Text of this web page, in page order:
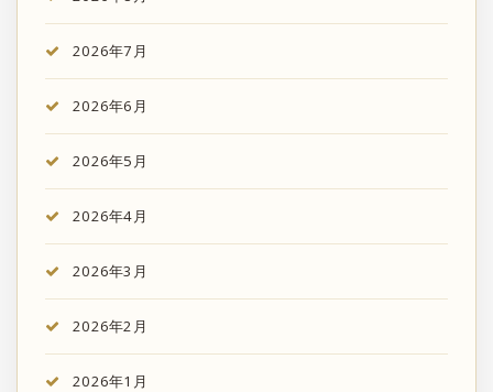
2026年7月
2026年6月
2026年5月
2026年4月
2026年3月
2026年2月
2026年1月